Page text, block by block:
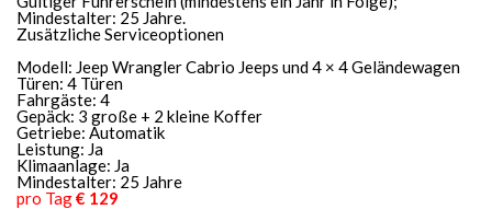
Mindestalter: 25 Jahre.
Zusätzliche Serviceoptionen
Modell: Jeep Wrangler Cabrio Jeeps und 4 × 4 Geländewagen
Türen: 4 Türen
Fahrgäste: 4
Gepäck: 3 große + 2 kleine Koffer
Getriebe: Automatik
Leistung: Ja
Klimaanlage: Ja
Mindestalter: 25 Jahre
pro Tag€ 129